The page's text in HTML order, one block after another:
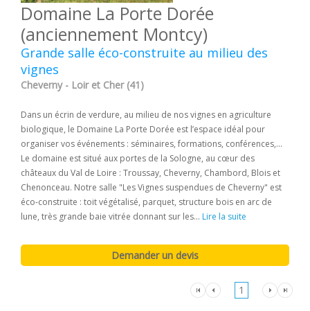
Domaine La Porte Dorée
(anciennement Montcy)
Grande salle éco-construite au milieu des
vignes
Cheverny - Loir et Cher (41)
Dans un écrin de verdure, au milieu de nos vignes en agriculture
biologique, le Domaine La Porte Dorée est l’espace idéal pour
organiser vos événements : séminaires, formations, conférences,...
Le domaine est situé aux portes de la Sologne, au cœur des
châteaux du Val de Loire : Troussay, Cheverny, Chambord, Blois et
Chenonceau. Notre salle "Les Vignes suspendues de Cheverny" est
éco-construite : toit végétalisé, parquet, structure bois en arc de
lune, très grande baie vitrée donnant sur les... Lire la suite
1